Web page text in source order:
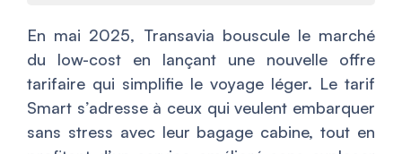
En mai 2025, Transavia bouscule le marché
du low-cost en lançant une nouvelle offre
tarifaire qui simplifie le voyage léger. Le tarif
Smart s’adresse à ceux qui veulent embarquer
sans stress avec leur bagage cabine, tout en